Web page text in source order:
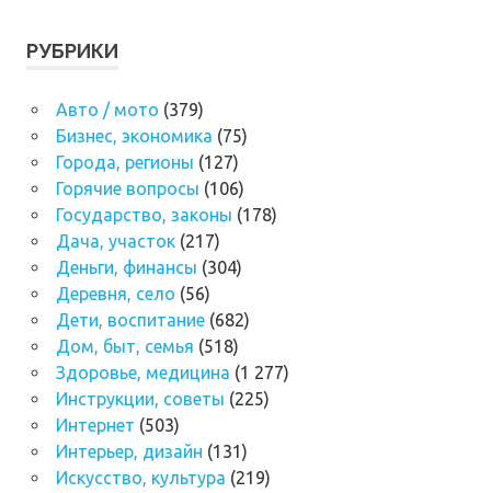
РУБРИКИ
Авто / мото (379)
Бизнес, экономика (75)
Города, регионы (127)
Горячие вопросы (106)
Государство, законы (178)
Дача, участок(217)
Деньги, финансы (304)
Деревня, село (56)
Дети, воспитание(682)
Дом, быт, семья (518)
Здоровье, медицина (1 277)
Инструкции, советы (225)
Интернет (503)
Интерьер, дизайн (131)
Искусство, культура (219)